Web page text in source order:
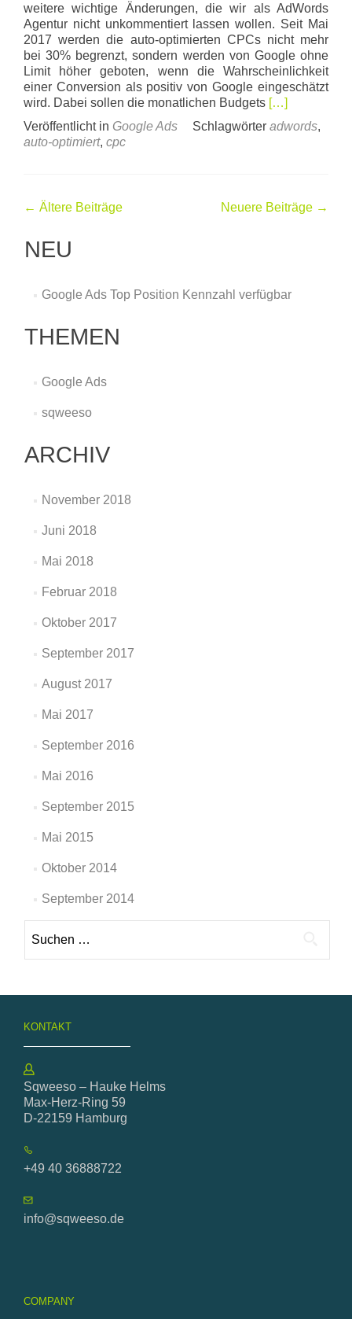
weitere wichtige Änderungen, die wir als AdWords
Agentur nicht unkommentiert lassen wollen. Seit Mai
2017 werden die auto-optimierten CPCs nicht mehr
bei 30% begrenzt, sondern werden von Google ohne
Limit höher geboten, wenn die Wahrscheinlichkeit
einer Conversion als positiv von Google eingeschätzt
wird. Dabei sollen die monatlichen Budgets Read
about
von
[…]
Veröffentlicht in Google Ads Schlagwörter adwords,
auto-optimiert, cpc
← Ältere Beiträge Neuere Beiträge →
NEU
Google Ads Top Position Kennzahl verfügbar
THEMEN
Google Ads
sqweeso
ARCHIV
November 2018
Juni 2018
Mai 2018
Februar 2018
Oktober 2017
September 2017
August 2017
Mai 2017
September 2016
Mai 2016
September 2015
Mai 2015
Oktober 2014
September 2014
nach:
KONTAKT
Sqweeso – Hauke Helms
Max-Herz-Ring 59
D-22159 Hamburg
+49 40 36888722
info@sqweeso.de
COMPANY